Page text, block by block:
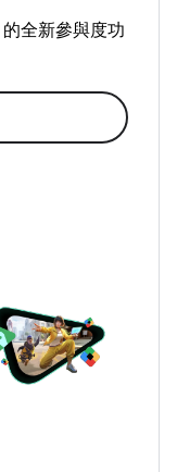
全新參與度功